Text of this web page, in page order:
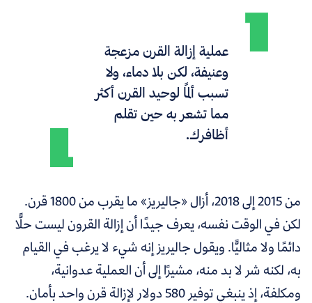
عملية إزالة القرن مزعجة
وعنيفة، لكن بلا دماء، ولا
تسبب ألمًا لوحيد القرن أكثر
مما تشعر به حين تقلم
أظافرك.
من 2015 إلى 2018، أزال «جاليريز»ما يقرب من 1800 قرن.
لكن في الوقت نفسه، يعرف جيدًا أن إزالة القرون ليست حلًّا
دائمًا ولا مثاليًّا. ويقول جاليريز إنه شيء لا يرغب في القيام
به، لكنه شر لا بد منه، مشيرًا إلى أن العملية عدوانية،
ومكلفة، إذ ينبغي توفير 580 دولار لإزالة قرن واحد بأمان.